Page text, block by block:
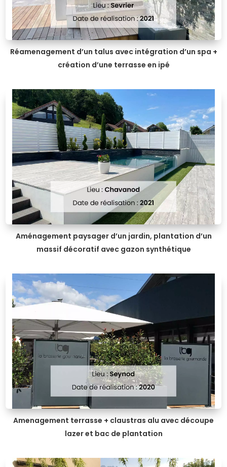
Réamenagement d’un talus avec intégration d’un spa +
création d’une terrasse en ipé
Aménagement paysager d’un jardin, plantation d’un
massif décoratif avec gazon synthétique
Amenagement terrasse + claustras alu avec découpe
lazer et bac de plantation